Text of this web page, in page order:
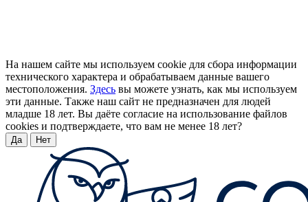
На нашем сайте мы используем cookie для сбора информации
технического характера и обрабатываем данные вашего
местоположения. Здесь вы можете узнать, как мы используем
эти данные. Также наш сайт не предназначен для людей
младше 18 лет. Вы даёте согласие на использование файлов
cookies и подтверждаете, что вам не менее 18 лет?
Да Нет